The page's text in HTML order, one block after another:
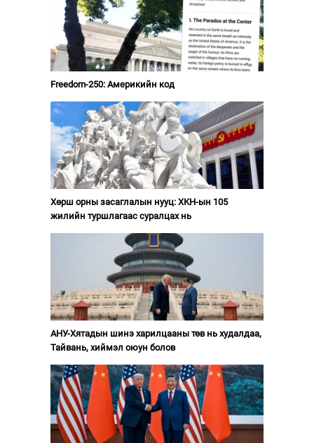
Freedom-250: Америкийн код
Хөрш орны засаглалын нууц: ХКН-ын 105
жилийн туршлагаас суралцах нь
АНУ-Хятадын шинэ харилцааны төв нь худалдаа,
Тайвань, хиймэл оюун болов